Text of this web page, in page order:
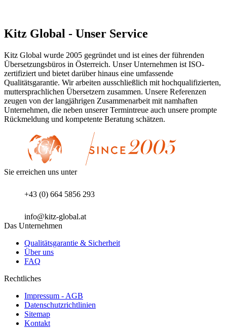
Kitz Global - Unser Service
Kitz Global wurde 2005 gegründet und ist eines der führenden
Übersetzungsbüros in Österreich. Unser Unternehmen ist ISO-
zertifiziert und bietet darüber hinaus eine umfassende
Qualitätsgarantie. Wir arbeiten ausschließlich mit hochqualifizierten,
muttersprachlichen Übersetzern zusammen. Unsere Referenzen
zeugen von der langjährigen Zusammenarbeit mit namhaften
Unternehmen, die neben unserer Termintreue auch unsere prompte
Rückmeldung und kompetente Beratung schätzen.
Sie erreichen uns unter
+43 (0) 664 5856 293
info@kitz-global.at
Das Unternehmen
Qualitätsgarantie & Sicherheit
Über uns
FAQ
Rechtliches
Impressum - AGB
Datenschutzrichtlinien
Sitemap
Kontakt